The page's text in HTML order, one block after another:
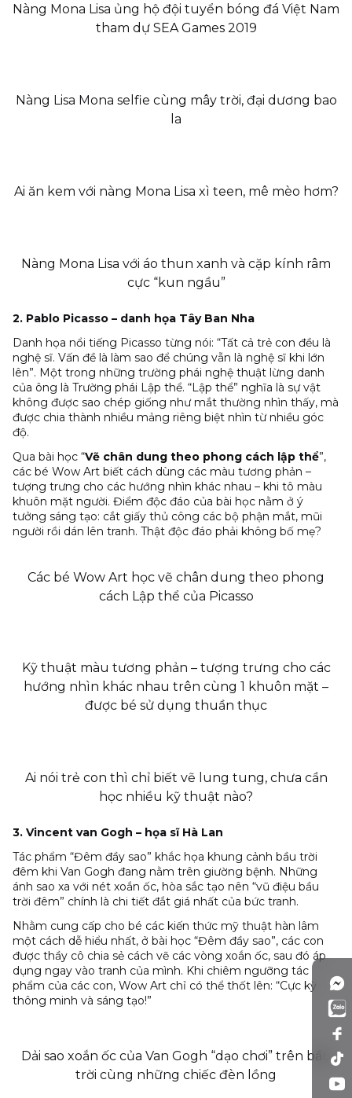
Nàng Mona Lisa ủng hộ đội tuyển bóng đá Việt Nam
tham dự SEA Games 2019
Nàng Lisa Mona selfie cùng mây trời, đại dương bao
la
Ai ăn kem với nàng Mona Lisa xì teen, mê mèo hơm?
Nàng Mona Lisa với áo thun xanh và cặp kính râm
cực “kun ngầu”
2. Pablo Picasso – danh họa Tây Ban Nha
Danh họa nổi tiếng Picasso từng nói: “Tất cả trẻ con đều là
nghệ sĩ. Vấn đề là làm sao để chúng vẫn là nghệ sĩ khi lớn
lên”. Một trong những trường phái nghệ thuật lừng danh
của ông là Trường phái Lập thể. “Lập thể” nghĩa là sự vật
không được sao chép giống như mắt thường nhìn thấy, mà
được chia thành nhiều mảng riêng biệt nhìn từ nhiều góc
độ.
Qua bài học “Vẽ chân dung theo phong cách lập thể”,
các bé Wow Art biết cách dùng các màu tương phản –
tượng trưng cho các hướng nhìn khác nhau – khi tô màu
khuôn mặt người. Điểm độc đáo của bài học nằm ở ý
tưởng sáng tạo: cắt giấy thủ công các bộ phận mắt, mũi
người rồi dán lên tranh. Thật độc đáo phải không bố mẹ?
Các bé Wow Art học vẽ chân dung theo phong
cách Lập thể của Picasso
Kỹ thuật màu tương phản – tượng trưng cho các
hướng nhìn khác nhau trên cùng 1 khuôn mặt –
được bé sử dụng thuần thục
Ai nói trẻ con thì chỉ biết vẽ lung tung, chưa cần
học nhiều kỹ thuật nào?
3. Vincent van Gogh – họa sĩ Hà Lan
Tác phẩm “Đêm đầy sao” khắc họa khung cảnh bầu trời
đêm khi Van Gogh đang nằm trên giường bệnh. Những
ánh sao xa với nét xoắn ốc, hòa sắc tạo nên “vũ điệu bầu
trời đêm” chính là chi tiết đắt giá nhất của bức tranh.
Nhằm cung cấp cho bé các kiến thức mỹ thuật hàn lâm
một cách dễ hiểu nhất, ở bài học “Đêm đầy sao”, các con
được thầy cô chia sẻ cách vẽ các vòng xoắn ốc, sau đó áp
dụng ngay vào tranh của mình. Khi chiêm ngưỡng tác
phẩm của các con, Wow Art chỉ có thể thốt lên: “Cực kỳ
thông minh và sáng tạo!”
Dải sao xoắn ốc của Van Gogh “dạo chơi” trên bầu
trời cùng những chiếc đèn lồng